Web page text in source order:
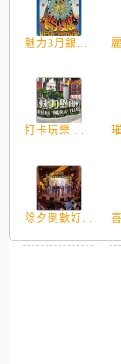
魅力3月銀...
打卡玩樂 ...
除夕倒數好...